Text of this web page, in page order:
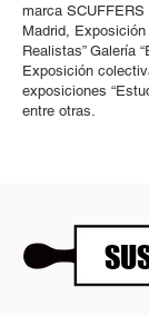
marca
Madrid,
Realistas” Galería
Exposición
exposiciones
entre otras.